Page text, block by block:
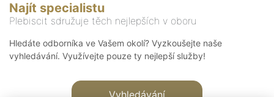
Najít specialistu
Plebiscit sdružuje těch nejlepších v oboru
Hledáte odborníka ve Vašem okolí? Vyzkoušejte naše
vyhledávání. Využívejte pouze ty nejlepší služby!